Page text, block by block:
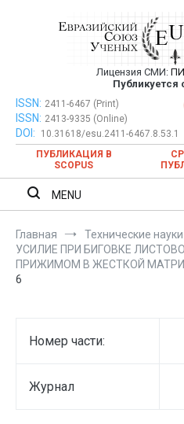
Евразийский
публикация
ежемесячном
Лицензия СМИ:
Публикуется
Евразийский Союз Ученых —
ежемесячном
ISSN: 2411-6467 (Print)
ISSN: 2413-9335 (Online)
DOI:
10.31618/esu.2411-6467.8.53.1
ПУБЛИКАЦИЯ В
SCOPUS
MENU
Главная
Технические науки
УСИЛИЕ ПРИ БИГОВКЕ
ПРИЖИМОМ В ЖЕСТКОЙ
6
Номер части:
Журнал